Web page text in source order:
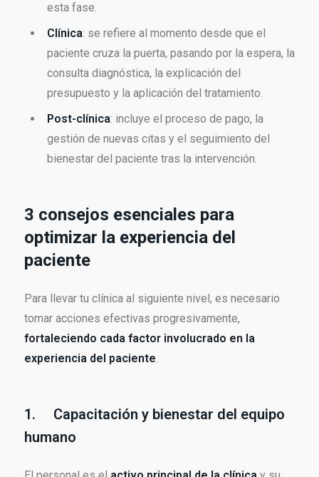
esta fase.
Clínica: se refiere al momento desde que el
paciente cruza la puerta, pasando por la espera, la
consulta diagnóstica, la explicación del
presupuesto y la aplicación del tratamiento.
Post-clínica: incluye el proceso de pago, la
gestión de nuevas citas y el seguimiento del
bienestar del paciente tras la intervención.
3 consejos esenciales para
optimizar la experiencia del
paciente
Para llevar tu clínica al siguiente nivel, es necesario
tomar acciones efectivas progresivamente,
fortaleciendo cada factor involucrado en la
experiencia del paciente.
1. Capacitación y bienestar del equipo
humano